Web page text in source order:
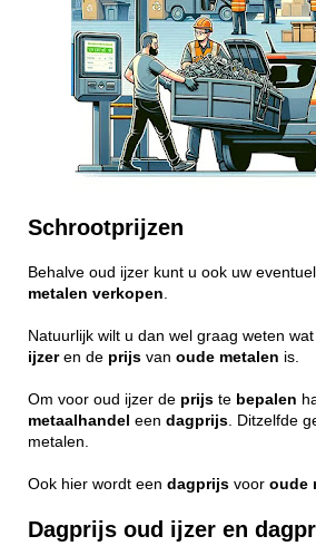
Schrootprijzen
Behalve oud ijzer kunt u ook uw
metalen verkopen.
Natuurlijk wilt u dan wel graag weten
ijzeren de prijs van oude metalen is.
Om voor oud ijzer de prijs te bepalen
metaalhandel een dagprijs. Ditzelfde
metalen.
Ook hier wordt een dagprijs voor oude
Dagprijs oud ijzer en